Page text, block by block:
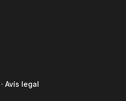
· Avís legal